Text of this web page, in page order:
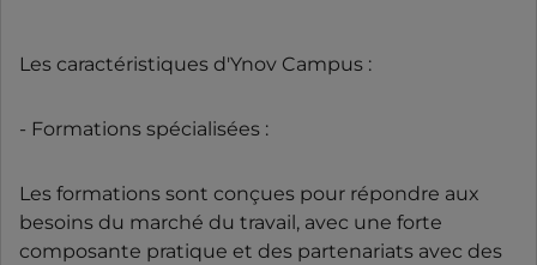
Les caractéristiques d'Ynov Campus :
- Formations spécialisées :
Les formations sont conçues pour répondre aux
besoins du marché du travail, avec une forte
composante pratique et des partenariats avec des